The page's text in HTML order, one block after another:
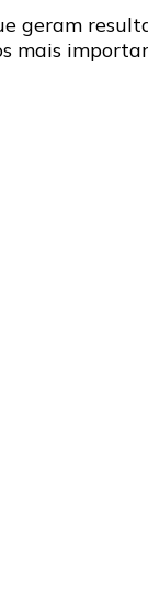
geram
mais